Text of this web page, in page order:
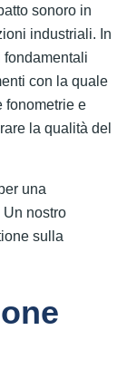
sonoro in
industriali. In
fondamentali
con la quale
fonometrie e
la qualità del
una
Un nostro
sulla